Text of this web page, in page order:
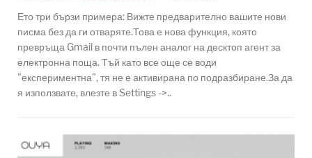
Ето три бързи примера: Вижте предварително вашите нови
писма без да ги отваряте.Това е нова функция, която
превръща Gmail в почти пълен аналог на десктоп агент за
електронна поща. Тъй като все още се води
"експериментна", тя не е активирана по подразбиране.За да
я използвате, влезте в Settings ->..